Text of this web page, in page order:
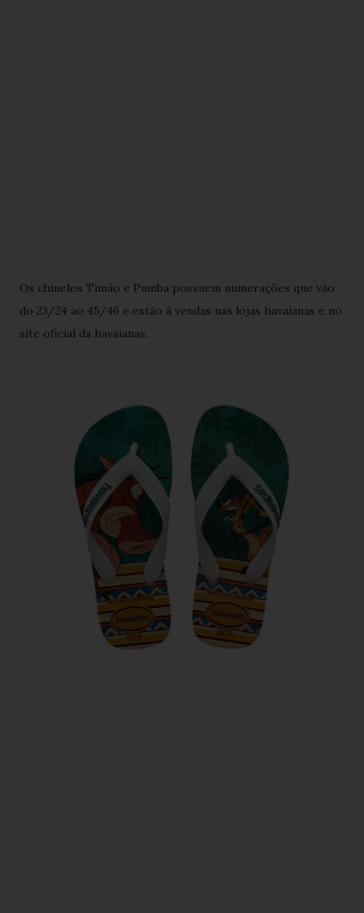
Os chinelos Timão e Pumba possuem numerações que vão
do 23/24 ao 45/46 e estão à vendas nas lojas havaianas e no
site oficial da havaianas.